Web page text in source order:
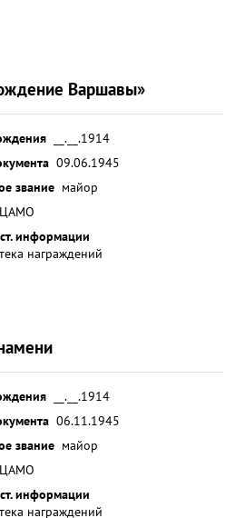
Варшавы»
__.__.1914
09.06.1945
звание майор
ЦАМО
информации
награждений
__.__.1914
06.11.1945
звание майор
ЦАМО
информации
награждений